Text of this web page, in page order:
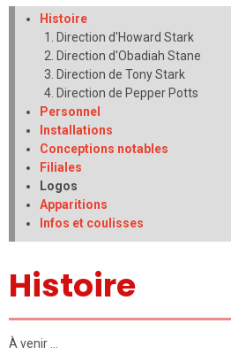
Histoire
Direction d'Howard Stark
Direction d'Obadiah Stane
Direction de Tony Stark
Direction de Pepper Potts
Personnel
Installations
Conceptions notables
Filiales
Logos
Apparitions
Infos et coulisses
Histoire
À venir …